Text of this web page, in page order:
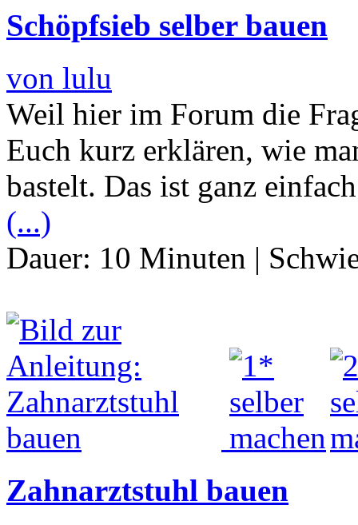
Schöpfsieb selber bauen
von lulu
Weil hier im Forum die
Euch kurz erklären, wie
bastelt. Das ist ganz
(...)
Dauer: 10 Minuten |
Zahnarztstuhl bauen